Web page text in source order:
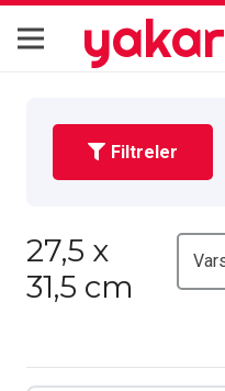
yakar
Filtreler
27,5 x
31,5 cm